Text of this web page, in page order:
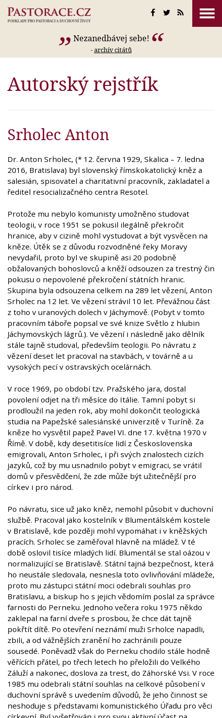
Nezanedbávej sebe!
-archív citátů
Autorský rejstřík
Srholec Anton
Dr. Anton Srholec, (* 12. června 1929, Skalica – 7. ledna
2016, Bratislava) byl slovenský římskokatolický kněz a
salesián, spisovatel a charitativní pracovník, zakladatel a
ředitel resocializačného centra Resotel.
Protože mu nebylo komunisty umožněno studovat
teologii, v roce 1951 se pokusil ilegálně překročit
hranice, aby v cizině mohl vystudovat a být vysvěcen na
kněze. Útěk se z důvodu rozvodněné řeky Moravy
nevydařil, proto byl ve skupině asi 20 podobně
obžalovaných bohoslovců a kněží odsouzen za trestný čin
pokusu o nepovolené překročení státních hranic.
Skupina byla odsouzena celkem na 289 let vězení, Anton
Srholec na 12 let. Ve vězení strávil 10 let. Převážnou část
z toho v uranových dolech v Jáchymově. (Pobyt v tomto
pracovním táboře popsal ve své knize Světlo z hlubin
Jáchymovských lágrů.). Ve vězení i následně jako dělník
stále tajně studoval, především teologii. Po návratu z
vězení deset let pracoval na stavbách, v továrně a u
vysokých pecí v ostravských ocelárnách.
V roce 1969, po období tzv. Pražského jara, dostal
povolení odjet na tři měsíce do Itálie. Tamní pobyt si
prodloužil na jeden rok, aby mohl dokončit teologická
studia na Papežské salesiánské univerzitě v Turíně. Za
kněze ho vysvětil papež Pavel VI. dne 17. května 1970 v
Římě. V době, kdy desetitisíce lidí z Československa
emigrovali, Anton Srholec, i při svých znalostech cizích
jazyků, což by mu usnadnilo pobyt v emigraci, se vrátil
domů v přesvědčení, že zde může být užitečnější pro
církev i pro národ.
Po návratu, sice už jako kněz, nemohl působit v duchovní
službě. Pracoval jako kostelník v Blumentálském kostele
v Bratislavě, kde později mohl vypomáhat i v kněžských
pracích. Srholec se zaměřoval hlavně na mládež. V té
době oslovil tisíce mladých lidí. Blumentál se stal oázou v
normalizující se Bratislavě. Státní tajná bezpečnost, která
ho neustále sledovala, nesnesla toto ovlivňování mládeže,
proto mu zástupci státní moci odebrali souhlas pro
Bratislavu, a biskup ho s jejich vědomím poslal za správce
farnosti do Perneku. Jednoho večera roku 1975 někdo
zaklepal na farní dveře s prosbou, že chce dát tajně
pokřtít dítě. Po otevření neznámí muži Srholce napadli,
zbili, a od vážnějších zranění ho zachránili pouze
sousedé. Poněvadž však do Perneku chodilo stále hodně
věřících přátel, po třech letech ho přeložili do Velkého
Záluží a nakonec, doslova za trest, do Záhorské Vsi. V roce
1985 mu odebrali státní souhlas na celkové působení v
duchovní správě s uvedením důvodů, že jeho činnost se
neshoduje s představami komunistického Úřadu pro věci